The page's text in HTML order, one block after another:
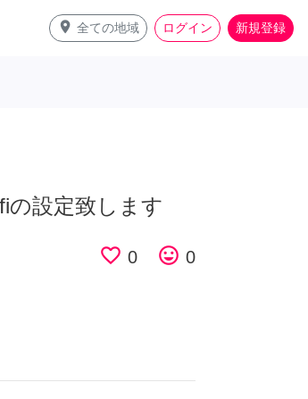
place 全ての地域 ログイン 新規登録
の設定致します
favorite_border 0 tag_faces 0